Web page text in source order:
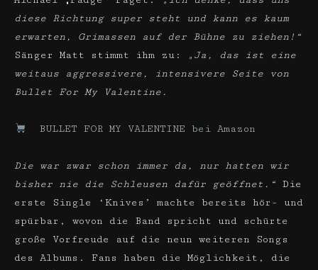
diese Richtung super steht und kann es kaum
erwarten, Grimassen auf der Bühne zu ziehen!“
Sänger Matt stimmt ihm zu:
„Ja, das ist eine
weitaus aggressivere, intensivere Seite von
Bullet For My Valentine.
BULLET FOR MY VALENTINE bei Amazon
Die war zwar schon immer da, nur hatten wir
bisher nie die Schleusen dafür geöffnet.“ Die
erste Single ‘Knives’ machte bereits hör- und
spürbar, wovon die Band spricht und schürte
große Vorfreude auf die neun weiteren Songs
des Albums. Fans haben die Möglichkeit, die